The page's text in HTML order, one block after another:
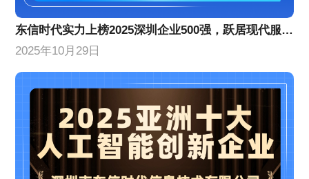
​东信时代实力上榜2025深圳企业500强，跃居现代服务业企业百强前列​​
2025年10月29日